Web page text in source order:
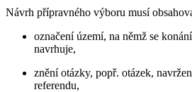
Návrh přípravného výboru musí
označení území, na němž se
navrhuje,
znění otázky, popř. otázek,
referendu,